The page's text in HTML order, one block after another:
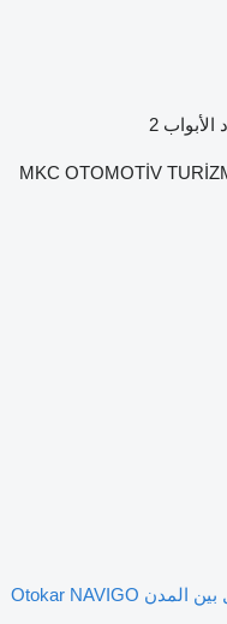
الأبواب 2
MKC OTOMOTİV
باص النقل بين المدن Otokar NAVIGO